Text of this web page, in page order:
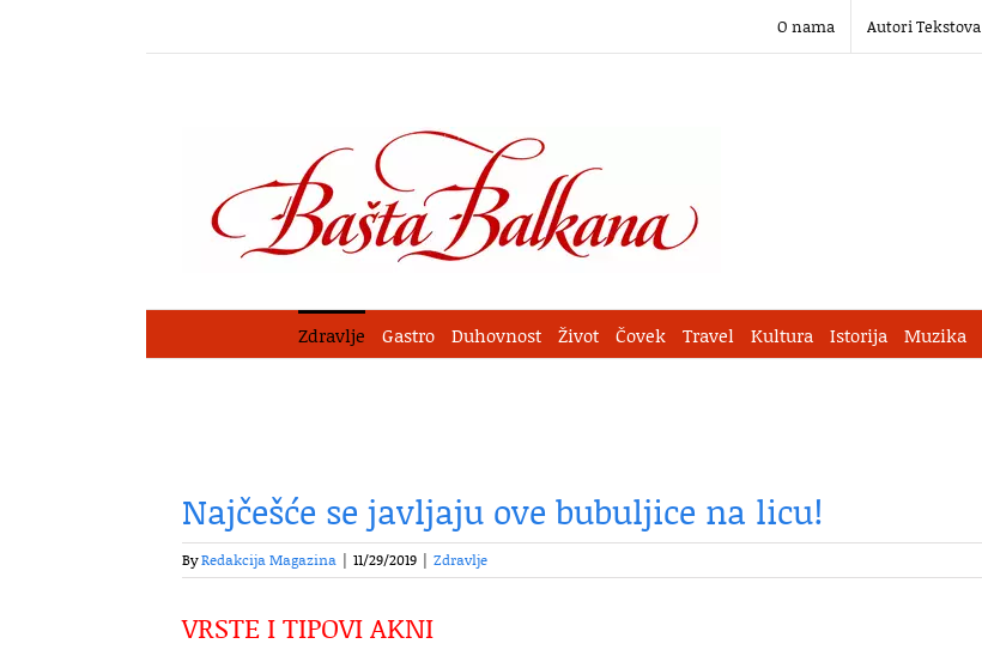
O nama Autori Tekstova
Zdravlje Gastro Duhovnost Život Čovek Travel Kultura Istorija Muzika
Najčešće se javljaju ove bubuljice na licu!
ByRedakcija Magazina | 11/29/2019 | Zdravlje
VRSTE I TIPOVI AKNI